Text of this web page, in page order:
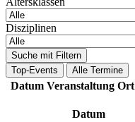
Disziplinen
Suche mit Filtern
Top-Events
Alle Termine
Datum Veranstaltung Ort
Datum